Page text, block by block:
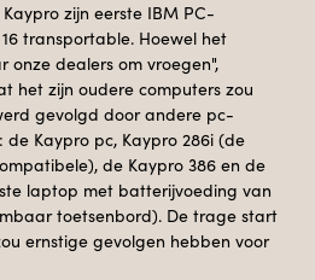
zijn eerste IBM PC-
transportable. Hoewel het
dealers om vroegen",
het zijn oudere computers zou
gevolgd door andere pc-
Kaypro pc, Kaypro 286i (de
de Kaypro 386 en de
laptop met batterijvoeding van
toetsenbord). De trage start
ernstige gevolgen hebben voor